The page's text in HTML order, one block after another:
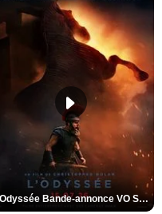
L'Odyssée Bande-annonce VO STFR